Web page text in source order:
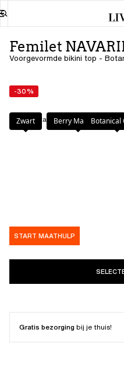
Femilet
Voorgevormde bikini top -
-30%
Kleur: Botanical Green
Zwart Berry MagentaBotanical
START MAATHULP
Gratis bezorgingbij je thuis!